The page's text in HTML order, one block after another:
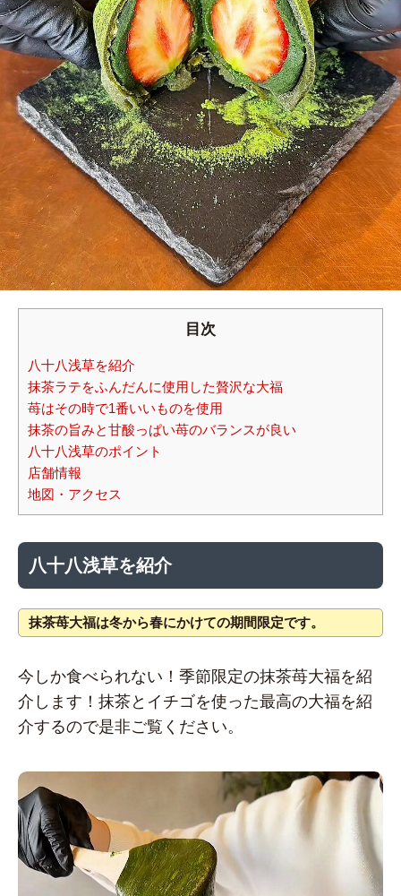
目次
八十八浅草を紹介
抹茶ラテをふんだんに使用した贅沢な大福
苺はその時で1番いいものを使用
抹茶の旨みと甘酸っぱい苺のバランスが良い
八十八浅草のポイント
店舗情報
地図・アクセス
八十八浅草を紹介
抹茶苺大福は冬から春にかけての期間限定です。
今しか食べられない！季節限定の抹茶苺大福を紹
介します！抹茶とイチゴを使った最高の大福を紹
介するので是非ご覧ください。